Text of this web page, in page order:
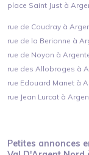
place Saint Just à
rue de Coudray à
rue de la Berionne à
rue de Noyon à
rue des Allobroges à
rue Edouard Manet à
rue Jean Lurcat à
Petites annonces